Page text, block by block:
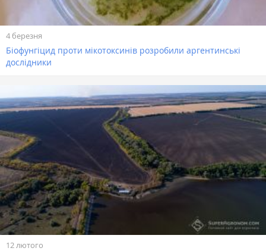
4 березня
Біофунгіцид проти мікотоксинів розробили аргентинські
дослідники
12 лютого